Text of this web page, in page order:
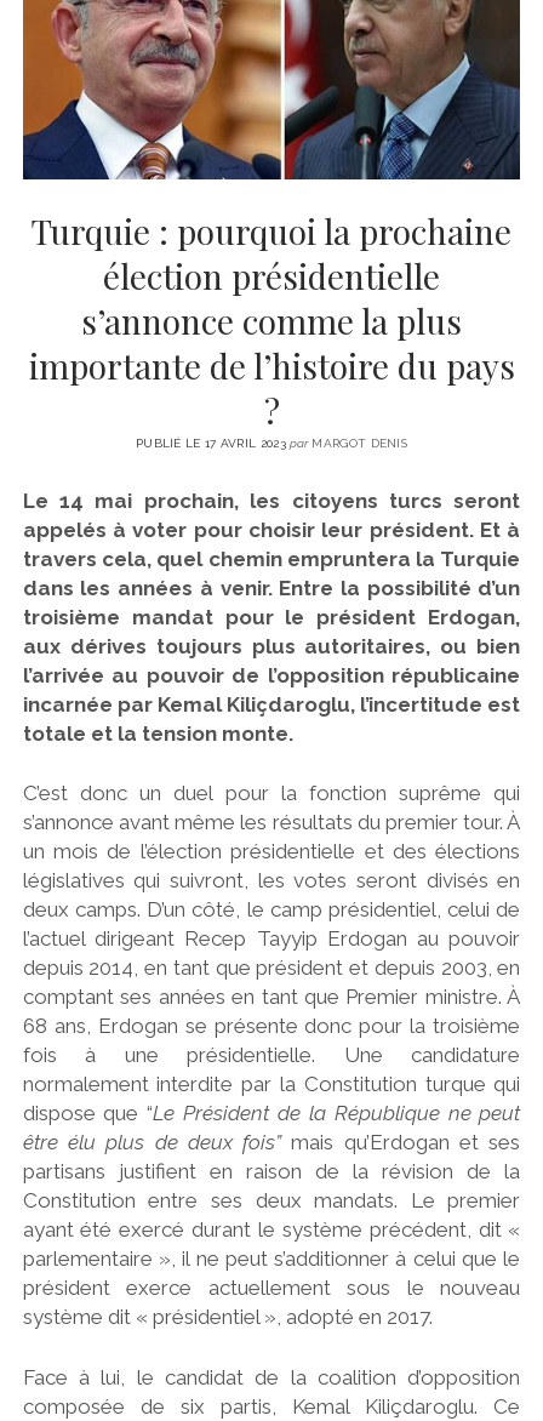
CINÉMA
LITTÉRATURE
ÉCONOMIE
SPORT
MÉDIAS
SANTÉ
instagram
email
email-
form
Turquie : pourquoi la prochaine
élection présidentielle
s’annonce comme la plus
importante de l’histoire du pays
?
PUBLIÉ LE 17 AVRIL 2023parMARGOT DENIS
Le 14 mai prochain, les citoyens turcs seront
appelés à voter pour choisir leur président. Et à
travers cela, quel chemin empruntera la Turquie
dans les années à venir. Entre la possibilité d’un
troisième mandat pour le président Erdogan,
aux dérives toujours plus autoritaires, ou bien
l’arrivée au pouvoir de l’opposition républicaine
incarnée par Kemal Kiliçdaroglu, l’incertitude est
totale et la tension monte.
C’est donc un duel pour la fonction suprême qui
s’annonce avant même les résultats du premier tour. À
un mois de l’élection présidentielle et des élections
législatives qui suivront, les votes seront divisés en
deux camps. D’un côté, le camp présidentiel, celui de
l’actuel dirigeant Recep Tayyip Erdogan au pouvoir
depuis 2014, en tant que président et depuis 2003, en
comptant ses années en tant que Premier ministre. À
68 ans, Erdogan se présente donc pour la troisième
fois à une présidentielle. Une candidature
normalement interdite par la Constitution turque qui
dispose que “Le Président de la République ne peut
être élu plus de deux fois”mais qu’Erdogan et ses
partisans justifient en raison de la révision de la
Constitution entre ses deux mandats. Le premier
ayant été exercé durant le système précédent, dit «
parlementaire », il ne peut s’additionner à celui que le
président exerce actuellement sous le nouveau
système dit « présidentiel », adopté en 2017.
Face à lui, le candidat de la coalition d’opposition
composée de six partis, Kemal Kiliçdaroglu. Ce